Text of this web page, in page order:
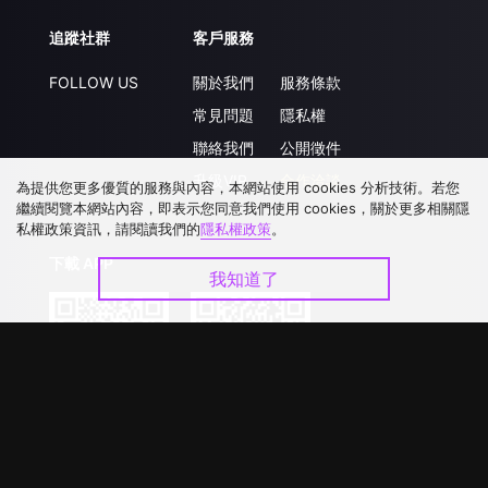
追蹤社群
FOLLOW US
客戶服務
關於我們
常見問題
聯絡我們
升級VIP
服務條款
隱私權
公開徵件
合作洽談
下載 APP
為提供您更多優質的服務與內容，本網站使用 cookies 分析技術。若您
繼續閱覽本網站內容，即表示您同意我們使用 cookies，關於更多相關隱
私權政策資訊，請閱讀我們的隱私權政策。
我知道了